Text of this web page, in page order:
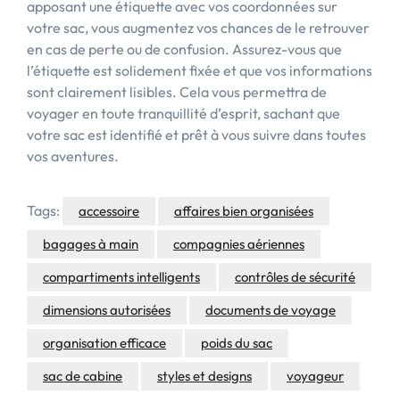
apposant une étiquette avec vos coordonnées sur
votre sac, vous augmentez vos chances de le retrouver
en cas de perte ou de confusion. Assurez-vous que
l’étiquette est solidement fixée et que vos informations
sont clairement lisibles. Cela vous permettra de
voyager en toute tranquillité d’esprit, sachant que
votre sac est identifié et prêt à vous suivre dans toutes
vos aventures.
Tags: accessoire
affaires bien organisées
bagages à main
compagnies aériennes
compartiments intelligents
contrôles de sécurité
dimensions autorisées
documents de voyage
organisation efficace
poids du sac
sac de cabine
styles et designs voyageur